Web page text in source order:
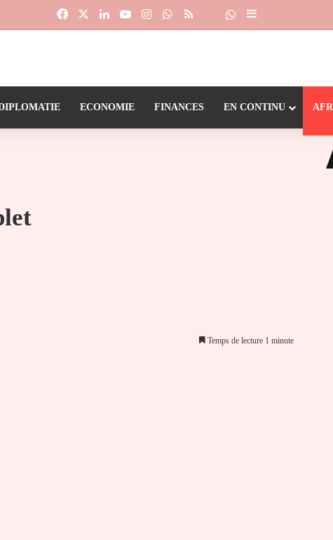
FacebookLinkedinYouTubeInstagramWhatsApp
RSS Dailymotion
Suivre la chaîne
Sidebar (barre
ECONOMIE FINANCES EN CONTINU
Temps de lecture 1 minute
email